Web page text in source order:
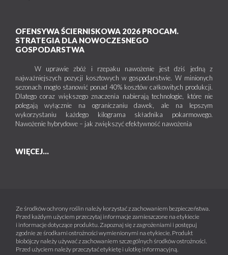
OFENSYWA ŚCIERNISKOWA 2026 PROCAM.
STRATEGIA DLA NOWOCZESNEGO
GOSPODARSTWA
W uprawie zbóż i rzepaku nawożenie jest dziś jedną z
najważniejszych pozycji kosztowych w gospodarstwie. W minionych
sezonach mogło stanowić ponad 40% kosztów całkowitych produkcji.
Dlatego coraz większego znaczenia nabierają technologie, które nie
polegają wyłącznie na ograniczaniu dawek, ale na lepszym
wykorzystaniu każdego kilograma składnika pokarmowego.
Nawożenie hybrydowe – jak zwiększyć efektywność nawożenia
WIĘCEJ...
Ze środków ochrony roślin należy korzystać z zachowaniem bezpieczeństwa.
Przed każdym użyciem przeczytaj informacje zamieszczone na etykiecie
i informacje dotyczące produktu. Zapoznaj się z zagrożeniami i postępuj
zgodnie ze środkami ostrożności wymienionymi na etykiecie. Produkt
biobójczy należy używać z zachowaniem szczególnych środków ostrożności.
Przed użyciem należy przeczytać etykietę i ulotkę informacyjną.